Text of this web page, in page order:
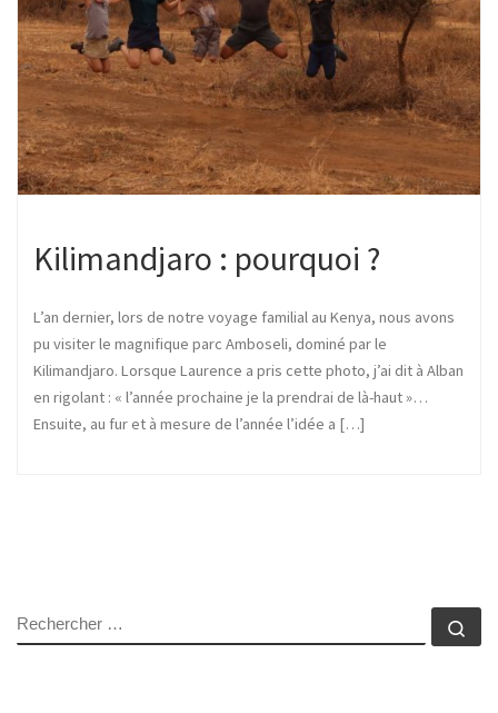
Kilimandjaro : pourquoi ?
L’an dernier, lors de notre voyage familial au Kenya, nous avons
pu visiter le magnifique parc Amboseli, dominé par le
Kilimandjaro. Lorsque Laurence a pris cette photo, j’ai dit à Alban
en rigolant : « l’année prochaine je la prendrai de là-haut »…
Ensuite, au fur et à mesure de l’année l’idée a […]
RECHERCHER